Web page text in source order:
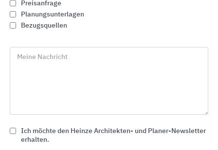
Sanitäranlagen auch an Orten ermöglichte, die
keinen direkten Anschluss an die Abwasserleitung
Unternehmen international, mit Niederlassungen
in Europa und Nordamerika, und erweiterte
Preisanfrage
Planungsunterlagen
Bezugsquellen
Meine Nachricht
Ich möchte den Heinze Architekten- und Planer-Newsletter
erhalten.